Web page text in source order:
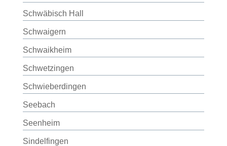
Schwäbisch Hall
Schwaigern
Schwaikheim
Schwetzingen
Schwieberdingen
Seebach
Seenheim
Sindelfingen